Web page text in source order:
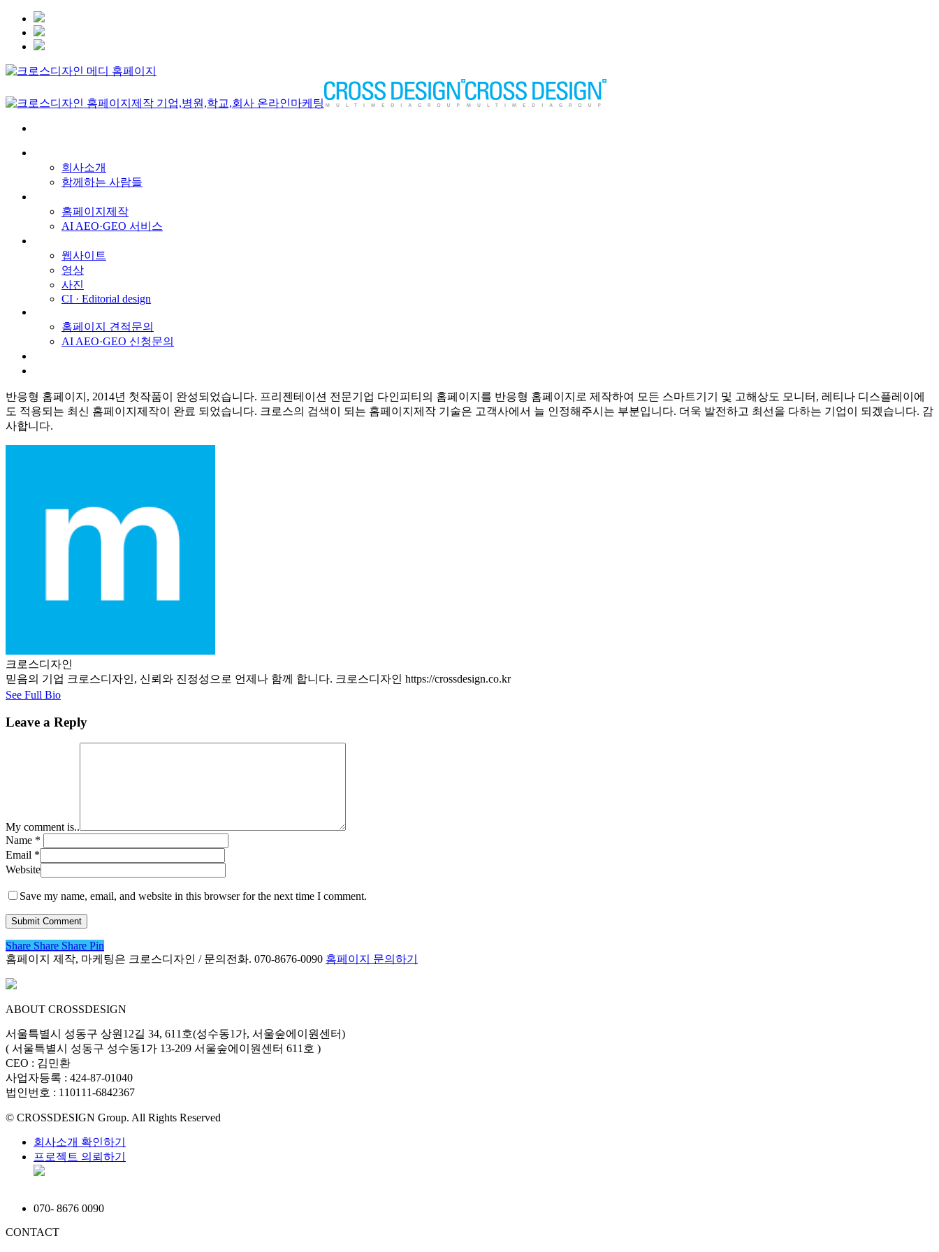
회사소개
함께하는 사람들
홈페이지제작
AI AEO·GEO 서비스
웹사이트
영상
사진
CI · Editorial design
홈페이지 견적문의
AI AEO·GEO 신청문의
반응형 홈페이지, 2014년 첫작품이 완성되었습니다. 프리젠테이션 전문기업 다인피티의 홈페이지를 반응형 홈페이지로 제작하여 모든 스마트기기 및 고해상도 모니터, 레티나 디스플레이에
도 적용되는 최신 홈페이지제작이 완료 되었습니다. 크로스의 검색이 되는 홈페이지제작 기술은 고객사에서 늘 인정해주시는 부분입니다. 더욱 발전하고 최선을 다하는 기업이 되겠습니다. 감
사합니다.
크로스디자인
믿음의 기업 크로스디자인, 신뢰와 진정성으로 언제나 함께 합니다. 크로스디자인 https://crossdesign.co.kr
See Full Bio
Leave a Reply
My comment is..
Name *
Email *
Website
Save my name, email, and website in this browser for the next time I comment.
Share
Share Share Share Pin
홈페이지 제작, 마케팅은 크로스디자인 / 문의전화. 070-8676-0090 홈페이지 문의하기
ABOUT CROSSDESIGN
서울특별시 성동구 상원12길 34, 611호(성수동1가, 서울숲에이원센터)
( 서울특별시 성동구 성수동1가 13-209 서울숲에이원센터 611호 )
CEO : 김민환
사업자등록 : 424-87-01040
법인번호 : 110111-6842367
© CROSSDESIGN Group. All Rights Reserved
회사소개 확인하기
프로젝트 의뢰하기
070- 8676 0090
CONTACT